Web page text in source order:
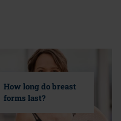
How long do breast
forms last?